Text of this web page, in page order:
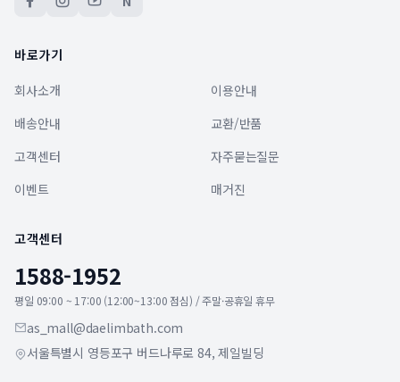
바로가기
회사소개
이용안내
배송안내
교환/반품
고객센터
자주묻는질문
이벤트
매거진
고객센터
1588-1952
평일 09:00 ~ 17:00 (12:00~13:00 점심) / 주말·공휴일 휴무
as_mall@daelimbath.com
서울특별시 영등포구 버드나루로 84, 제일빌딩